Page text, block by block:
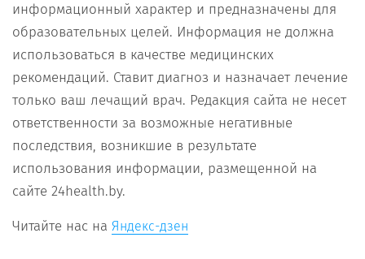
информационный характер и предназначены для
образовательных целей. Информация не должна
использоваться в качестве медицинских
рекомендаций. Ставит диагноз и назначает лечение
только ваш лечащий врач. Редакция сайта не несет
ответственности за возможные негативные
последствия, возникшие в результате
использования информации, размещенной на
сайте 24health.by.
Читайте нас на Яндекс-дзен